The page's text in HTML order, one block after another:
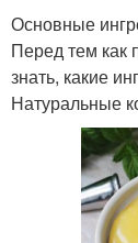
Основные
Перед тем как
знать, какие
Натуральные